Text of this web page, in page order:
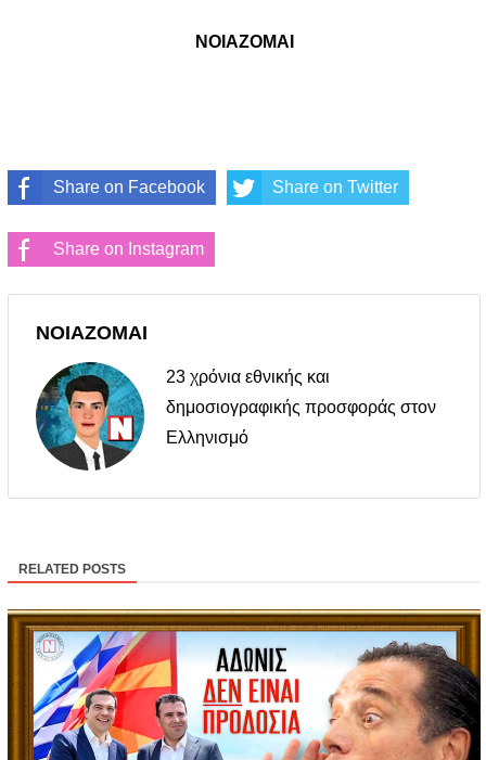
ΝΟΙΑΖΟΜΑΙ
Share on Facebook Share on Twitter
Share on Instagram
ΝΟΙΑΖΟΜΑΙ
23 χρόνια εθνικής και
δημοσιογραφικής προσφοράς στον
Ελληνισμό
RELATED POSTS